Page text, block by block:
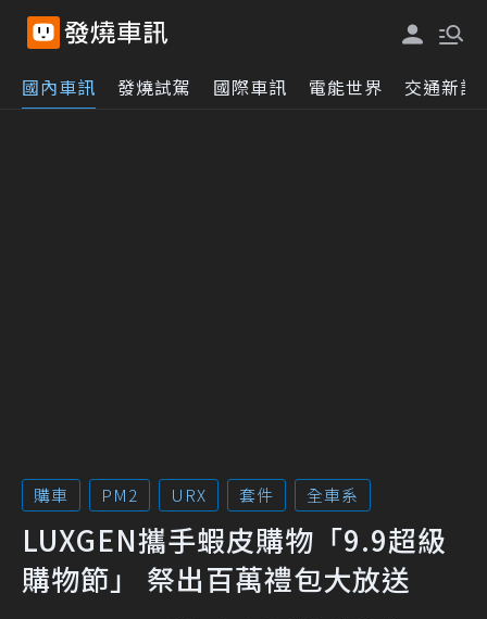
國內車訊 發燒試駕 國際車訊 電能世界 交通新訊
購車 PM2 URX 套件 全車系
LUXGEN攜手蝦皮購物「9.9超級
購物節」 祭出百萬禮包大放送